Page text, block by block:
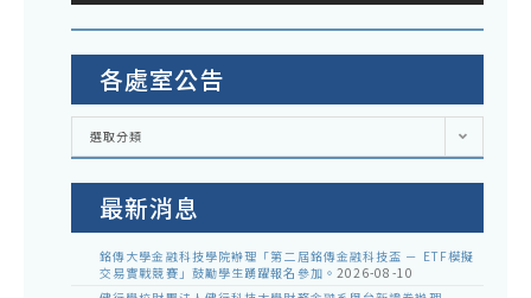
各處室公告
各
室
選取分類
最新消息
銘傳大學金融科技學院辦理「第二屆銘傳金融科技盃 － ETF模擬
交易實戰競賽」鼓勵學生踴躍報名參加。 2026-08-10